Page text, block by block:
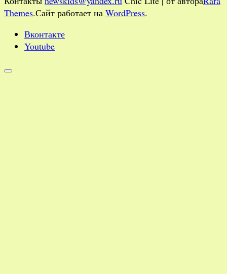
Themes.Сайт работает на WordPress.
Вконтакте
Youtube